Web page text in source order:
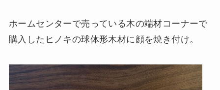
ホームセンターで売っている木の端材コーナーで
購入したヒノキの球体形木材に顔を焼き付け。